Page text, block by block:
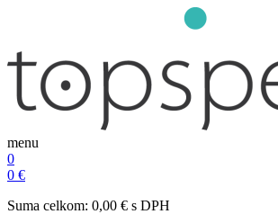
menu
0
0 €
Suma celkom: 0,00 € s DPH